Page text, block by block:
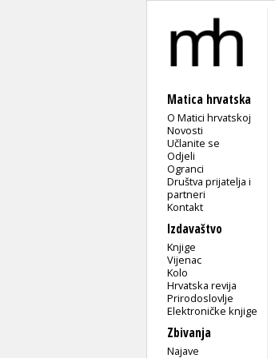
Matica hrvatska
O Matici hrvatskoj
Novosti
Učlanite se
Odjeli
Ogranci
Društva prijatelja i
partneri
Kontakt
Izdavaštvo
Knjige
Vijenac
Kolo
Hrvatska revija
Prirodoslovlje
Elektroničke knjige
Zbivanja
Najave